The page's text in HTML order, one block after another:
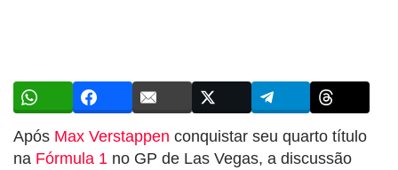
Após Max Verstappen conquistar seu quarto título
na Fórmula 1 no GP de Las Vegas, a discussão